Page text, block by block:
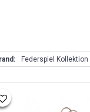
Federspiel Kollektion